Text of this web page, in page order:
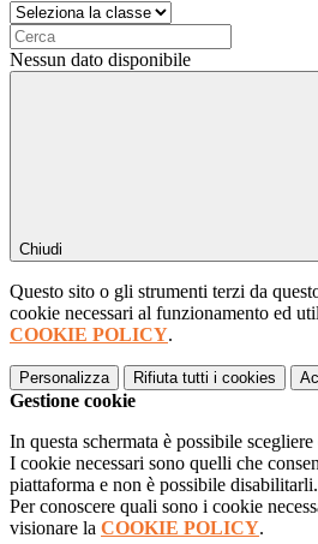
Nessun dato disponibile
Chiudi
Questo sito o gli strumenti terzi da
cookie necessari al funzionamento ed
COOKIE POLICY.
Personalizza Rifiuta tutti i cookies
Gestione cookie
In questa schermata è possibile
I cookie necessari sono quelli che
piattaforma e non è possibile disabilitarli.
Per conoscere quali sono i cookie
visionare la COOKIE POLICY.